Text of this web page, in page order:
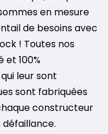
en mesure
de besoins avec
! Toutes nos
et 100%
leur sont
sont fabriquées
constructeur